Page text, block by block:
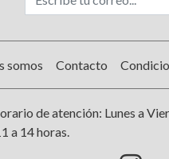
somos Contacto
de atención: Lunes a
a 14 horas.